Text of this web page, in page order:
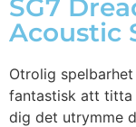
SG7
Acoustic
Otrolig
fantastisk att titta
dig det utrymme